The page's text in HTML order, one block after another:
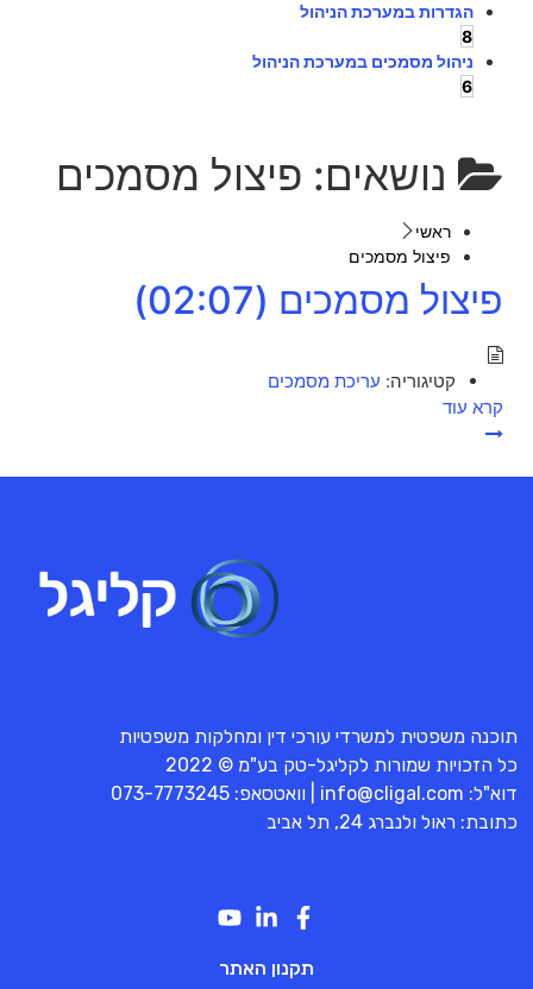
הגדרות במערכת הניהול
8
ניהול מסמכים במערכת הניהול
6
נושאים: פיצול מסמכים
ראשי
פיצול מסמכים
פיצול מסמכים (02:07)
קטיגוריה: עריכת מסמכים
קרא עוד
תוכנה משפטית למשרדי עורכי דין ומחלקות משפטיות
כל הזכויות שמורות לקליגל-טק בע"מ © 2022
דוא"ל: info@cligal.com | וואטסאפ: 073-7773245
כתובת: ראול ולנברג 24, תל אביב
תקנון האתר